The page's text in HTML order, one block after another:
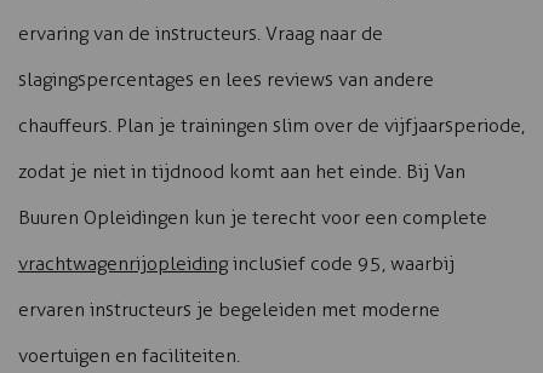
ervaring van de instructeurs. Vraag naar de
slagingspercentages en lees reviews van andere
chauffeurs. Plan je trainingen slim over de vijfjaarsperiode,
zodat je niet in tijdnood komt aan het einde. Bij Van
Buuren Opleidingen kun je terecht voor een complete
vrachtwagenrijopleiding inclusief code 95, waarbij
ervaren instructeurs je begeleiden met moderne
voertuigen en faciliteiten.